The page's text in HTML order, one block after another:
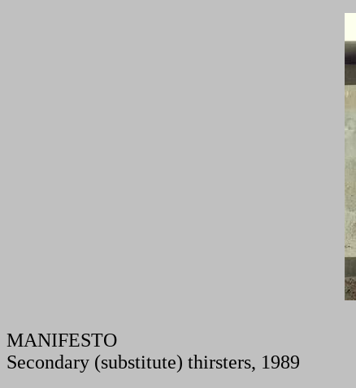
MANIFESTO
Secondary (substitute) thirsters, 1989